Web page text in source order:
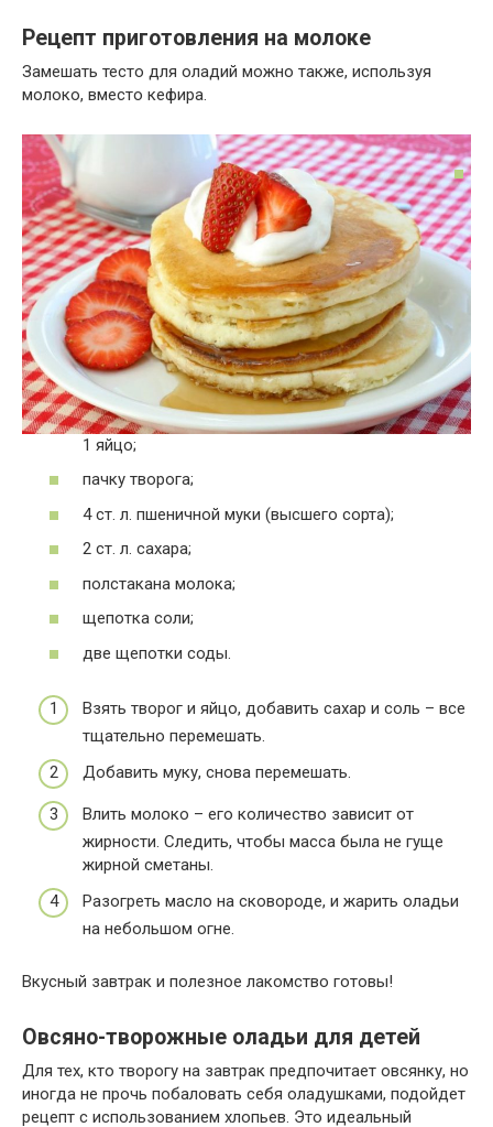
Рецепт приготовления на молоке
Замешать тесто для оладий можно также, используя
молоко, вместо кефира.
1 яйцо;
пачку творога;
4 ст. л. пшеничной муки (высшего сорта);
2 ст. л. сахара;
полстакана молока;
щепотка соли;
две щепотки соды.
Взять творог и яйцо, добавить сахар и соль – все
тщательно перемешать.
Добавить муку, снова перемешать.
Влить молоко – его количество зависит от
жирности. Следить, чтобы масса была не гуще
жирной сметаны.
Разогреть масло на сковороде, и жарить оладьи
на небольшом огне.
Вкусный завтрак и полезное лакомство готовы!
Овсяно-творожные оладьи для детей
Для тех, кто творогу на завтрак предпочитает овсянку, но
иногда не прочь побаловать себя оладушками, подойдет
рецепт с использованием хлопьев. Это идеальный